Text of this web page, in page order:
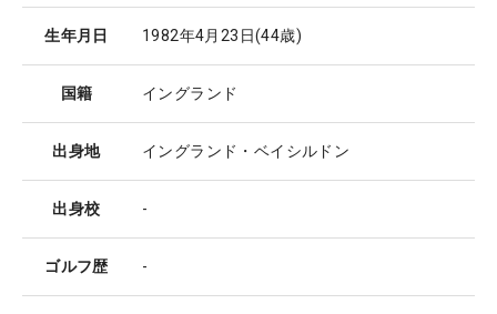
生年月日 1982年4月23日(44歳)
国籍 イングランド
出身地 イングランド・ベイシルドン
出身校 -
ゴルフ歴 -